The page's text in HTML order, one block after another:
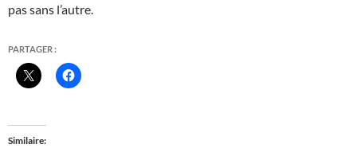
pas sans l’autre.
PARTAGER :
Similaire